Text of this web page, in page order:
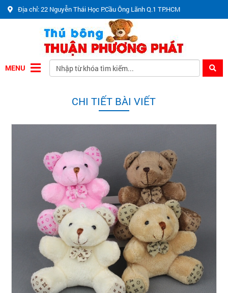
Địa chỉ: 22 Nguyễn Thái Học P.Cầu Ông Lãnh Q.1 TP.HCM
MENU
CHI TIẾT BÀI VIẾT